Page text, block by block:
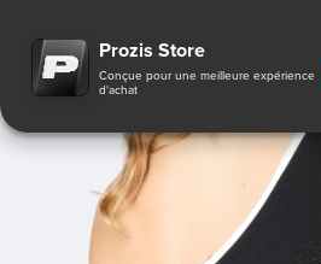
Prozis Store
Conçue pour une meilleure expérience
d'achat